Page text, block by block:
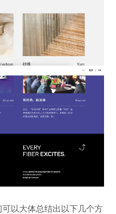
可以大体总结出以下几个方